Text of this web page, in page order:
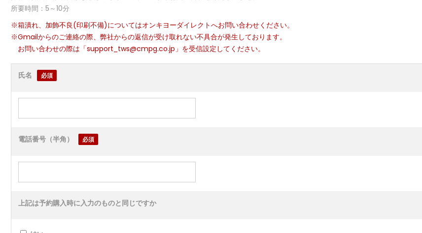
所要時間：5～10分
※箱潰れ、加飾不良(印刷不備)についてはオンキヨーダイレクトへお問い合わせください。
※Gmailからのご連絡の際、弊社からの返信が受け取れない不具合が発生しております。
お問い合わせの際は「support_tws@cmpg.co.jp」を受信設定してください。
氏名 必須
電話番号（半角） 必須
上記は予約購入時に入力のものと同じですか